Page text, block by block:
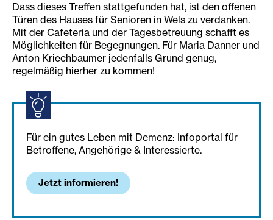
Dass dieses Treffen stattgefunden hat, ist den offenen
Türen des Hauses für Senioren in Wels zu verdanken.
Mit der Cafeteria und der Tagesbetreuung schafft es
Möglichkeiten für Begegnungen. Für Maria Danner und
Anton Kriechbaumer jedenfalls Grund genug,
regelmäßig hierher zu kommen!
Für ein gutes Leben mit Demenz: Infoportal für
Betroffene, Angehörige & Interessierte.
Jetzt informieren!